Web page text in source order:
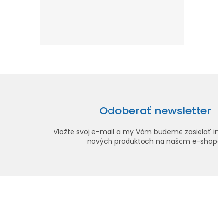
Odoberať newsletter
Vložte svoj e-mail a my Vám budeme zasielať
nových produktoch na našom e-